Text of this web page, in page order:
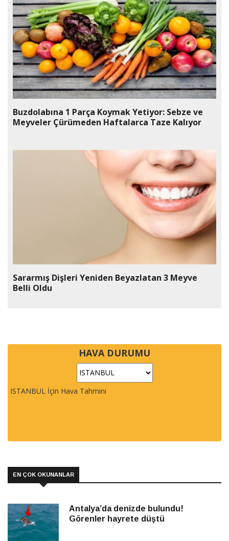
Buzdolabına 1 Parça Koymak Yetiyor: Sebze ve
Meyveler Çürümeden Haftalarca Taze Kalıyor
Sararmış Dişleri Yeniden Beyazlatan 3 Meyve
Belli Oldu
HAVA DURUMU
ISTANBUL İçin Hava Tahmini
EN ÇOK OKUNANLAR
Antalya’da denizde bulundu!
Görenler hayrete düştü